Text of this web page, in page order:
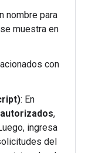
nombre para
muestra en
con
: En
,
ingresa
del